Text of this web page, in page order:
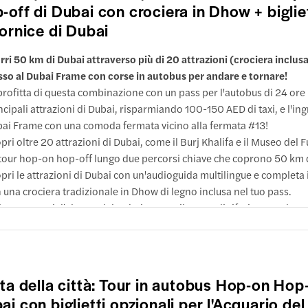
profumi
a piedi
Creek
arrivare
Creek
a piedi
Road
arrivare
Road
a piedi
Centre
a piedi
Souk
arrivare
Souk
a piedi
di Meena
a piedi
Shindagha Museum
arrivare
Museum
profumo
a piedi
dell'oro e delle spezie
Centro
commerciale Wafi
arrivare
Khalifa/Dubai Mall
arrivare
off di Dubai con crociera in Dhow +
di Dubai
50 km di Dubai attraverso più di 20 attrazioni (crociera
al Dubai Frame con corse in autobus per andare e tornare!
di questa combinazione con un pass per l'autobus di 24 ore
attrazioni di Dubai, risparmiando 100-150 AED di taxi, e
Frame con una comoda fermata vicino alla fermata #13!
oltre 20 attrazioni di Dubai, come il Burj Khalifa e il Museo del
hop-on hop-off lungo due percorsi chiave che coprono 50 km
le attrazioni di Dubai con un'audioguida multilingue e
una crociera tradizionale in Dhow di legno inclusa nel tuo pass.
a 150 metri d'altezza dal Dubai Frame, il punto di riferimento
e guarda lo skyline di Dubai prendere vita grazie alle
all'interno.
e informazioni importanti
della città: Tour in autobus Hop-on